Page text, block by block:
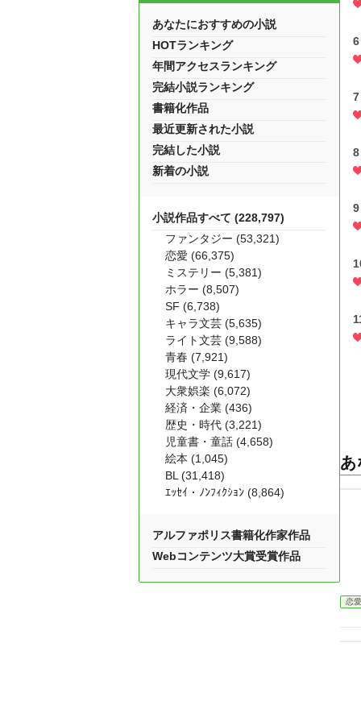
6
7
8
9
あ
恋愛
あなたにおすすめの小説
HOTランキング
年間アクセスランキング
完結小説ランキング
書籍化作品
最近更新された小説
完結した小説
新着の小説
小説作品すべて (228,797)
ファンタジー (53,321)
恋愛 (66,375)
ミステリー (5,381)
ホラー (8,507)
SF (6,738)
キャラ文芸 (5,635)
ライト文芸 (9,588)
青春 (7,921)
現代文学 (9,617)
大衆娯楽 (6,072)
経済・企業 (436)
歴史・時代 (3,221)
児童書・童話 (4,658)
絵本 (1,045)
BL (31,418)
ｴｯｾｲ・ﾉﾝﾌｨｸｼｮﾝ (8,864)
アルファポリス書籍化作家作品
Webコンテンツ大賞受賞作品